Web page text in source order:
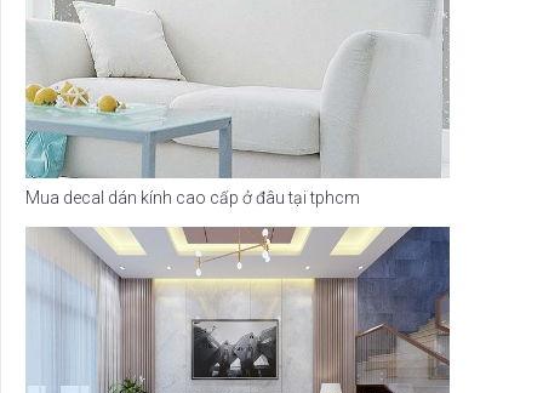
Mua decal dán kính cao cấp ở đâu tại tphcm